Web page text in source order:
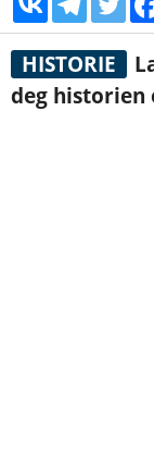
HISTORIE
deg historien